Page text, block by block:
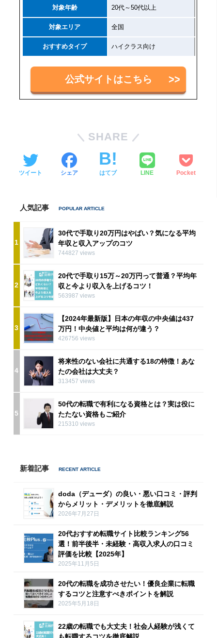
対象年齢 20代～50代以上
対象エリア 全国
おすすめタイプ ハイクラス向け
公式サイトはこちら
SHARE
ツイート シェア はてブ LINE Pocket
人気記事
1
30代で手取り20万円はやばい？気になる平均
年収と収入アップのコツ
744827 views
2
20代で手取り15万～20万円って普通？平均年
収と今より収入を上げるコツ！
563987 views
3
【2024年最新版】日本の年収の中央値は437
万円！中央値と平均は何が違う？
426756 views
4
将来性のない会社に共通する18の特徴！あな
たの会社は大丈夫？
313457 views
5
50代の転職で有利になる資格とは？実は役に
たたない資格もご紹介
215310 views
新着記事
doda（デューダ）の良い・悪い口コミ・評判
からメリット・デメリットを徹底解説
2026年7月27日
20代おすすめ転職サイト比較ランキング56
選！前半後半・未経験・高収入求人の口コミ
評価を比較【2025年】
2025年11月5日
20代の転職を成功させたい！優良企業に転職
するコツと注意すべきポイントを解説
2025年5月18日
22歳の転職でも大丈夫！社会人経験が浅くて
も転職するコツを徹底解説